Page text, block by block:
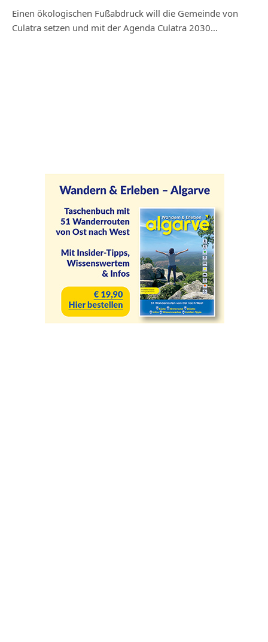
Einen ökologischen Fußabdruck will die Gemeinde von
Culatra setzen und mit der Agenda Culatra 2030…